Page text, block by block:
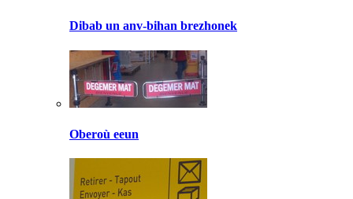
Dibab un anv-bihan brezhonek
Oberoù eeun